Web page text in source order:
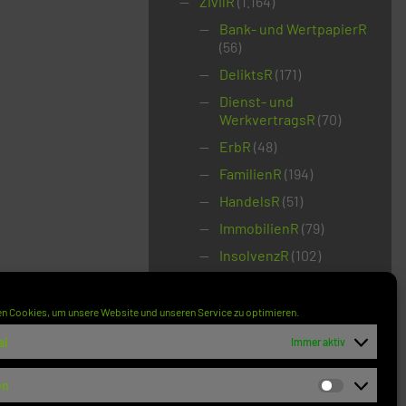
Cookies, um unsere Website und unseren Service zu optimieren.
Immer aktiv
Bank- und WertpapierR
(56)
DeliktsR (171)
Dienst- und
WerkvertragsR (70)
ErbR (48)
FamilienR (194)
HandelsR (51)
ImmobilienR (79)
InsolvenzR (102)
Staatshaftung
Urheber- und MarkenR
(155)